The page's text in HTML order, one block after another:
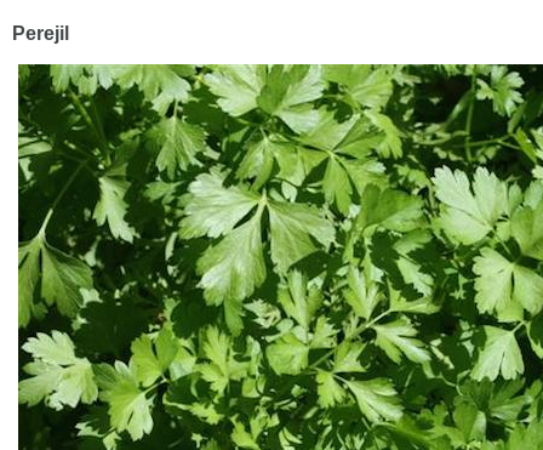
Perejil